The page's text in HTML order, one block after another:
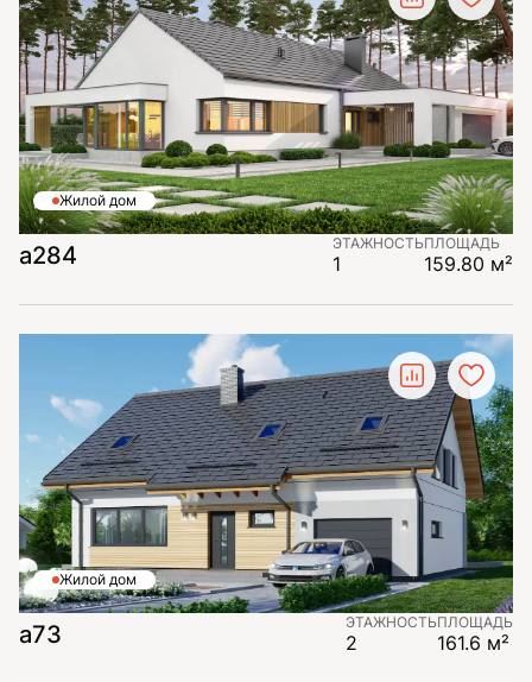
Жилой дом
а284 ЭТАЖНОСТЬ
1
ПЛОЩАДЬ
159.80 м²
Жилой дом
a73 ЭТАЖНОСТЬ
2
ПЛОЩАДЬ
161.6 м²